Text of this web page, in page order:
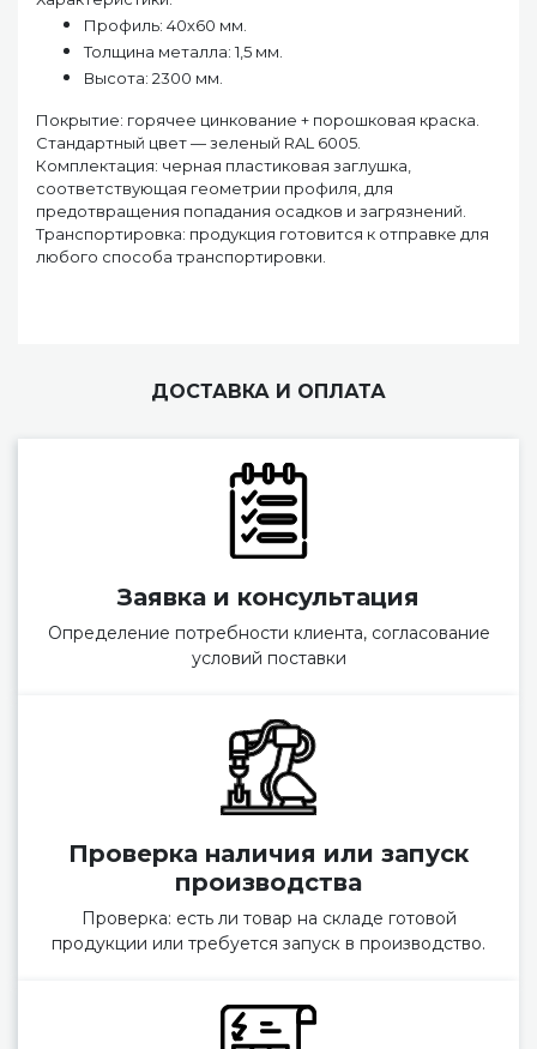
Профиль: 40х60 мм.
Толщина металла: 1,5 мм.
Высота: 2300 мм.
Покрытие: горячее цинкование + порошковая краска.
Стандартный цвет — зеленый RAL 6005.
Комплектация: черная пластиковая заглушка,
соответствующая геометрии профиля, для
предотвращения попадания осадков и загрязнений.
Транспортировка: продукция готовится к отправке для
любого способа транспортировки.
ДОСТАВКА И ОПЛАТА
Заявка и консультация
Определение потребности клиента, согласование
условий поставки
Проверка наличия или запуск
производства
Проверка: есть ли товар на складе готовой
продукции или требуется запуск в производство.